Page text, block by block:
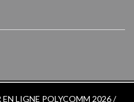
LIGNE POLYCOMM 2026 /